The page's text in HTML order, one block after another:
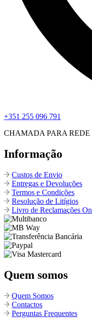
+351 255 096 791
CHAMADA PARA
Informação
Custos de Envio
Entregas e Devoluções
Termos e Condições
Resolução de Litígios
Livro de Reclamações
Quem somos
Quem Somos
Contactos
Perguntas Frequentes